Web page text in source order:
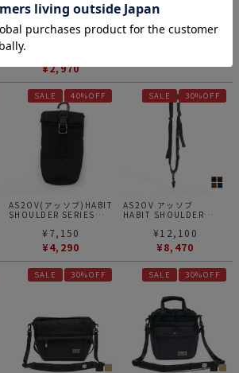
SHOULDER SERIES
305D WATER PROOF
CORDURA
COIN CASE コインケー
ス 財布 ハビット
4.00
（
）
¥2,970
SHOULDER SERIES
305D WATER PROOF
CORDURA
CONPACT WALLET コン
¥7,700
SALE 40%OFF
AS2OV(アッソブ)HABIT
SHOULDER SERIES
CORDURA
SUNGLASSES CASE サ
ングラス ケース ハビッ
ト BLACK
¥ 7,150
¥4,290
SALE 30%OFF
AS2OV アッソブ
HABIT SHOULDER
JES LEATHER HARBIT
SHOULDER ストラップ
ハビット ショルダー
¥12,100
¥8,470
SALE 30%OFF SALE 30%OFF